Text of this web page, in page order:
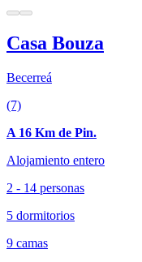
Casa Bouza
Becerreá
(7)
A 16 Km de Pin.
Alojamiento entero
2 - 14 personas
5 dormitorios
9 camas